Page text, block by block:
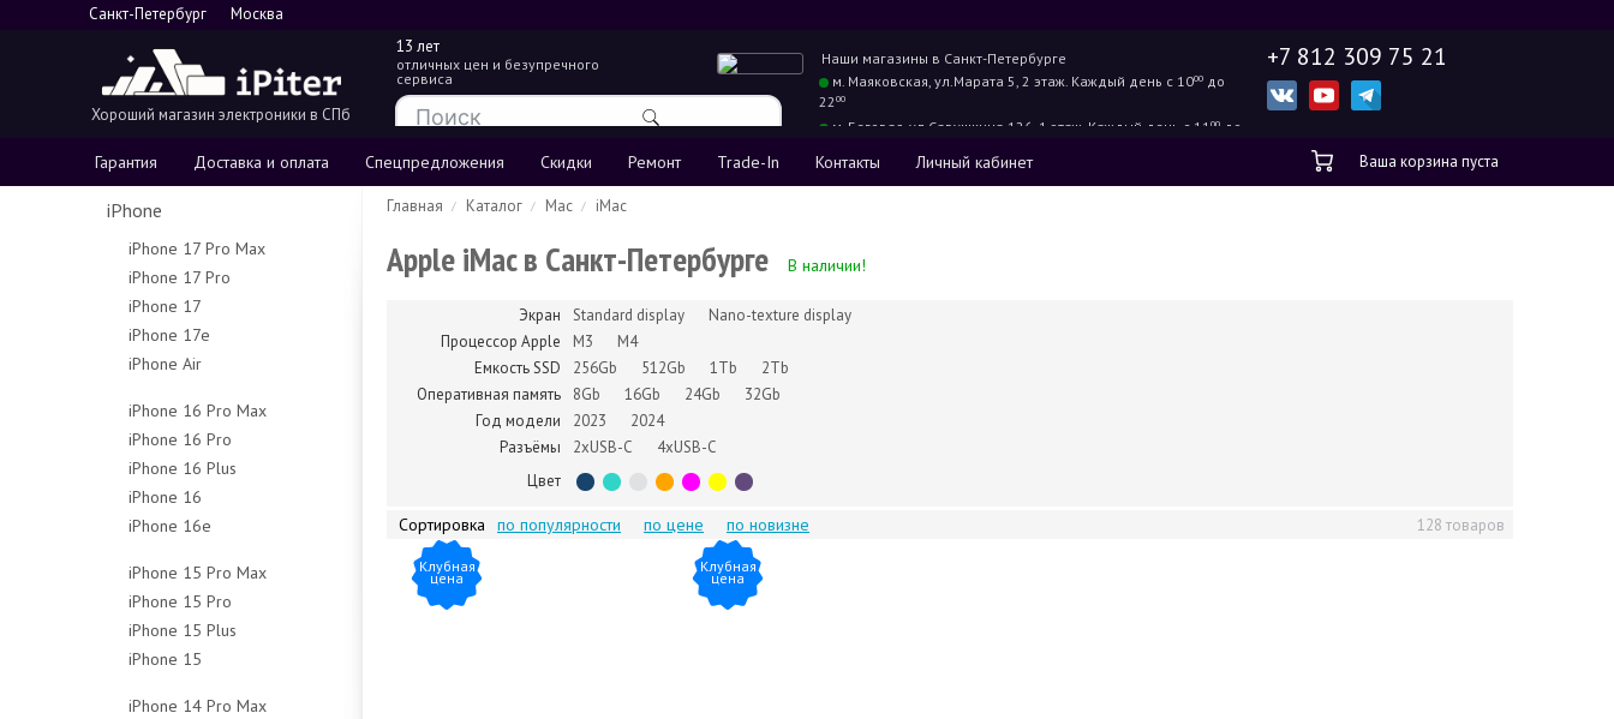
Санкт-Петербург Москва
Хороший магазин электроники в СПб
+7 812 309 75 21
Наши магазины в Санкт-Петербурге
м. Маяковская, ул.Марата 5, 2 этаж. Каждый день с 1000 до
2200
м. Беговая, ул.Савушкина 126, 1 этаж. Каждый день с 11 00 до
13 лет
отличных цен и безупречного
сервиса
Гарантия Доставка и оплата Спецпредложения Скидки Ремонт Trade-In Контакты Личный кабинет Ваша корзина пуста
iPhone
iPhone 17 Pro Max
256Gb
512Gb
1Tb
2Tb
iPhone 17 Pro
256Gb
512Gb
1Tb
iPhone 17
256Gb
512Gb
iPhone 17e
256Gb
iPhone Air
iPhone 16 Pro Max
256Gb
512Gb
1Tb
Чехлы
iPhone 16 Pro
128Gb
256Gb
512Gb
Чехлы
iPhone 16 Plus
128Gb
256Gb
Чехлы
iPhone 16
128Gb
Чехлы
iPhone 16e
Чехлы
iPhone 15 Pro Max
256Gb
512Gb
1Tb
Чехлы
iPhone 15 Pro
128Gb
256Gb
iPhone 15 Plus
128Gb
iPhone 15
iPhone 14 Pro Max
Главная Каталог Mac iMac
Apple iMac в Санкт-Петербурге В наличии!
Экран Standard display
Nano-texture display
Процессор Apple
M3
M4
Емкость SSD
256Gb 512Gb 1Tb
2Tb
Оперативная память
8Gb 16Gb 24Gb
32Gb
Год модели
2023
2024
Разъёмы
2xUSB-C
4xUSB-C
Цвет
Сортировка по популярности по цене по новизне 128 товаров
Клубная
цена
Клубная
цена